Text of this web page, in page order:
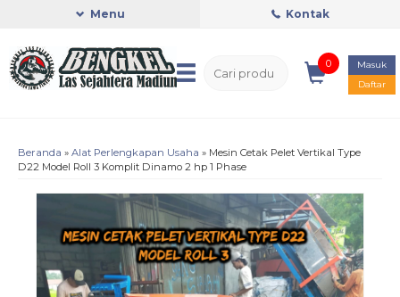
Menu Kontak
0
Masuk
Daftar
Beranda » Alat Perlengkapan Usaha » Mesin Cetak Pelet Vertikal Type
D22 Model Roll 3 Komplit Dinamo 2 hp 1 Phase